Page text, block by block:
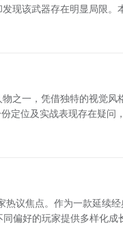
这样你就不用四处寻求
现该武器存在明显局限。
之一，凭借独特的视觉风
定位及实战表现存在疑问
热议焦点。作为一款延续经
偏好的玩家提供多样化成